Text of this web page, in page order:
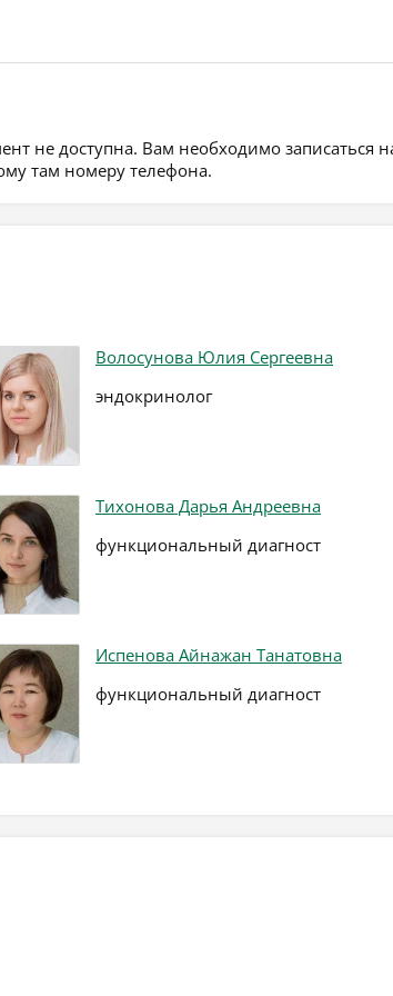
не доступна. Вам необходимо записаться
там номеру телефона.
Волосунова Юлия Сергеевна
эндокринолог
Тихонова Дарья Андреевна
функциональный диагност
Испенова Айнажан Танатовна
функциональный диагност